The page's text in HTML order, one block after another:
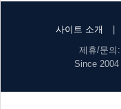
사이트 소개 |
제휴/문의:
Since 2004